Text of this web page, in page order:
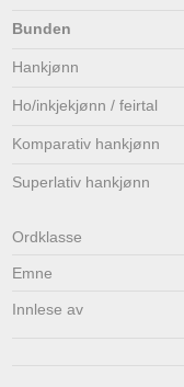
Bunden
Hankjønn
Ho/inkjekjønn / feirtal
Komparativ hankjønn
Superlativ hankjønn
Ordklasse
Emne
Innlese av